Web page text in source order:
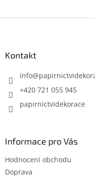
Kontakt
info@
+420 721 055 945
papirnictvidekorace
Informace pro Vás
Hodnocení obchodu
Doprava